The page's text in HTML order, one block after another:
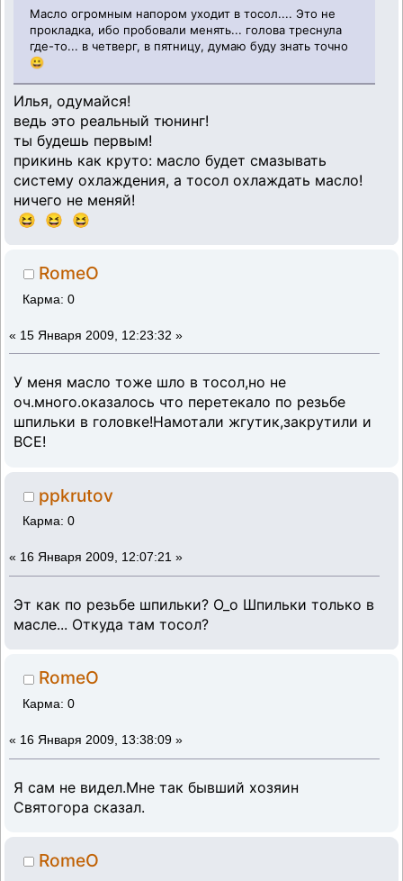
Масло огромным напором уходит в тосол.... Это не
прокладка, ибо пробовали менять... голова треснула
где-то... в четверг, в пятницу, думаю буду знать точно
😀
Илья, одумайся!
ведь это реальный тюнинг!
ты будешь первым!
прикинь как круто: масло будет смазывать
систему охлаждения, а тосол охлаждать масло!
ничего не меняй!
😆 😆 😆
RomeO
Карма: 0
« 15 Января 2009, 12:23:32 »
У меня масло тоже шло в тосол,но не
оч.много.оказалось что перетекало по резьбе
шпильки в головке!Намотали жгутик,закрутили и
ВСЕ!
ppkrutov
Карма: 0
« 16 Января 2009, 12:07:21 »
Эт как по резьбе шпильки? О_о Шпильки только в
масле... Откуда там тосол?
RomeO
Карма: 0
« 16 Января 2009, 13:38:09 »
Я сам не видел.Мне так бывший хозяин
Святогора сказал.
RomeO